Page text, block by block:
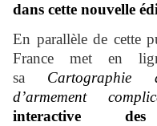
dans cette nouvelle
En parallèle de cette
France met en
sa Cartographie
d’armement
interactive